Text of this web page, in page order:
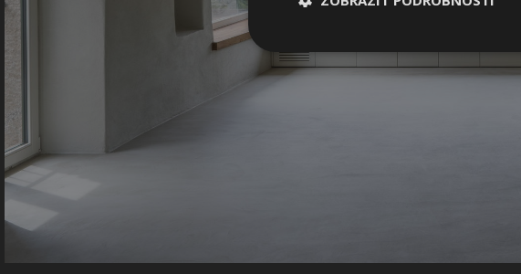
Nezbytně nutné
soubory
Výkonové
soubory